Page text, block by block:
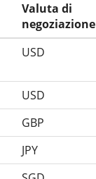
Valuta di
negoziazione
USD
USD
GBP
JPY